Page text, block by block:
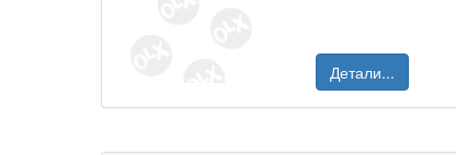
Детали...